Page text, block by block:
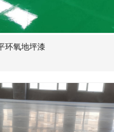
环氧地坪漆